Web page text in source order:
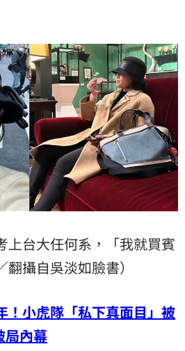
台大任何系，「我就買賓
攝自吳淡如臉書）
！小虎隊「私下真面目」被
內幕